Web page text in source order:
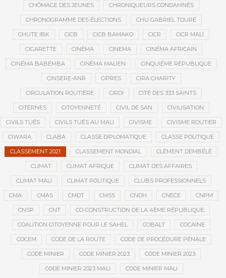
CHÔMAGE DES JEUNES CHRONIQUEURS CONDAMNÉS
CHRONOGRAMME DES ÉLECTIONS CHU GABRIEL TOURÉ
CHUTE IBK CICB CICB BAMAKO CICR CICR MALI
CIGARETTE CINÉMA CINEMA CINÉMA AFRICAIN
CINÉMA BABEMBA CINÉMA MALIEN CINQUIÈME RÉPUBLIQUE
CINSERE-ANR CIPRES CIRA CHARITY
CIRCULATION ROUTIÈRE CIRDI CITÉ DES 333 SAINTS
CITERNES CITOYENNETÉ CIVIL DE SAN CIVILISATION
CIVILS TUÉS CIVILS TUÉS AU MALI CIVISME CIVISME ROUTIER
CIWARA CLABA CLASSE DIPLOMATIQUE CLASSE POLITIQUE
CLASSEMENT 2021 CLASSEMENT MONDIAL CLÉMENT DEMBÉLÉ
CLIMAT CLIMAT AFRIQUE CLIMAT DES AFFAIRES
CLIMAT MALI CLIMAT POLITIQUE CLUBS PROFESSIONNELS
CMA CMAS CMDT CMSS CNDH CNECE CNPM
CNSP CNT CO-CONSTRUCTION DE LA 4ÈME RÉPUBLIQUE
COALITION CITOYENNE POUR LE SAHEL COBALT COCAÏNE
COCEM CODE DE LA ROUTE CODE DE PROCÉDURE PÉNALE
CODE MINIER CODE MINIER 2023 CODE MINIER 2023
CODE MINIER 2023 MALI CODE MINIER MALI